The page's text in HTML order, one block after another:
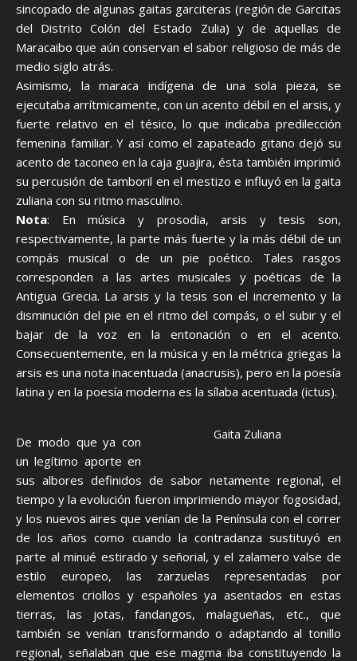
sincopado de algunas gaitas garciteras (región de Garcitas
del Distrito Colón del Estado Zulia) y de aquellas de
Maracaibo que aún conservan el sabor religioso de más de
medio siglo atrás.
Asimismo, la maraca indígena de una sola pieza, se
ejecutaba arrítmicamente, con un acento débil en el arsis, y
fuerte relativo en el tésico, lo que indicaba predilección
femenina familiar. Y así como el zapateado gitano dejó su
acento de taconeo en la caja guajira, ésta también imprimió
su percusión de tamboril en el mestizo e influyó en la gaita
zuliana con su ritmo masculino.
Nota: En música y prosodia, arsis y tesis son,
respectivamente, la parte más fuerte y la más débil de un
compás musical o de un pie poético. Tales rasgos
corresponden a las artes musicales y poéticas de la
Antigua Grecia. La arsis y la tesis son el incremento y la
disminución del pie en el ritmo del compás, o el subir y el
bajar de la voz en la entonación o en el acento.
Consecuentemente, en la música y en la métrica griegas la
arsis es una nota inacentuada (anacrusis), pero en la poesía
latina y en la poesía moderna es la sílaba acentuada (ictus).
Gaita Zuliana
De modo que ya con
un legítimo aporte en
sus albores definidos de sabor netamente regional, el
tiempo y la evolución fueron imprimiendo mayor fogosidad,
y los nuevos aires que venían de la Península con el correr
de los años como cuando la contradanza sustituyó en
parte al minué estirado y señorial, y el zalamero valse de
estilo europeo, las zarzuelas representadas por
elementos criollos y españoles ya asentados en estas
tierras, las jotas, fandangos, malagueñas, etc., que
también se venían transformando o adaptando al tonillo
regional, señalaban que ese magma iba constituyendo la